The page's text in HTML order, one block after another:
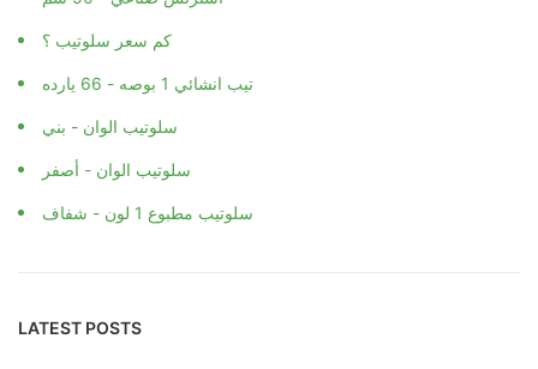
كم سعر سلوتيب ؟
تيب انشائي 1 بوصه - 66 يارده
سلوتيب الوان - بني
سلوتيب الوان - أصفر
سلوتيب مطبوع 1 لون - شفاف
LATEST POSTS